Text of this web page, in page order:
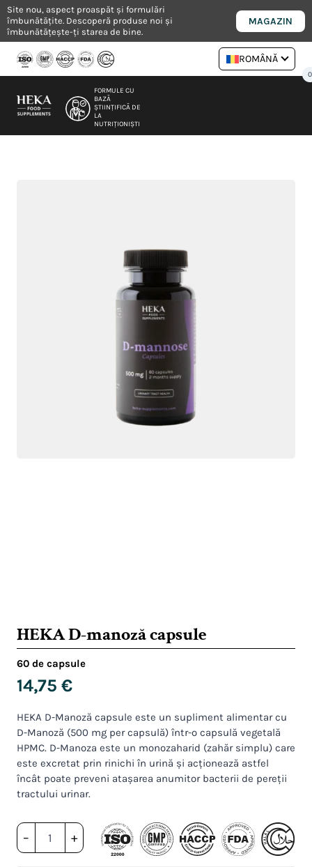
Salt
la
conținut
Site nou, aspect proaspăt și formulări
îmbunătățite. Descoperă produse noi și
îmbunătățește-ți starea de bine.
MAGAZIN
ROMÂNĂ
FORMULE CU
BAZĂ
ȘTIINȚIFICĂ DE
LA
NUTRIȚIONIȘTI
0
HEKA D-manoză capsule
60 de capsule
14,75 €
HEKA D-Manoză capsule este un supliment alimentar cu
D-Manoză (500 mg per capsulă) într-o capsulă vegetală
HPMC. D-Manoza este un monozaharid (zahăr simplu) care
este excretat prin rinichi în urină și acționează astfel
încât poate preveni atașarea anumitor bacterii de pereții
tractului urinar.
–
Cantitate
HEKA
+